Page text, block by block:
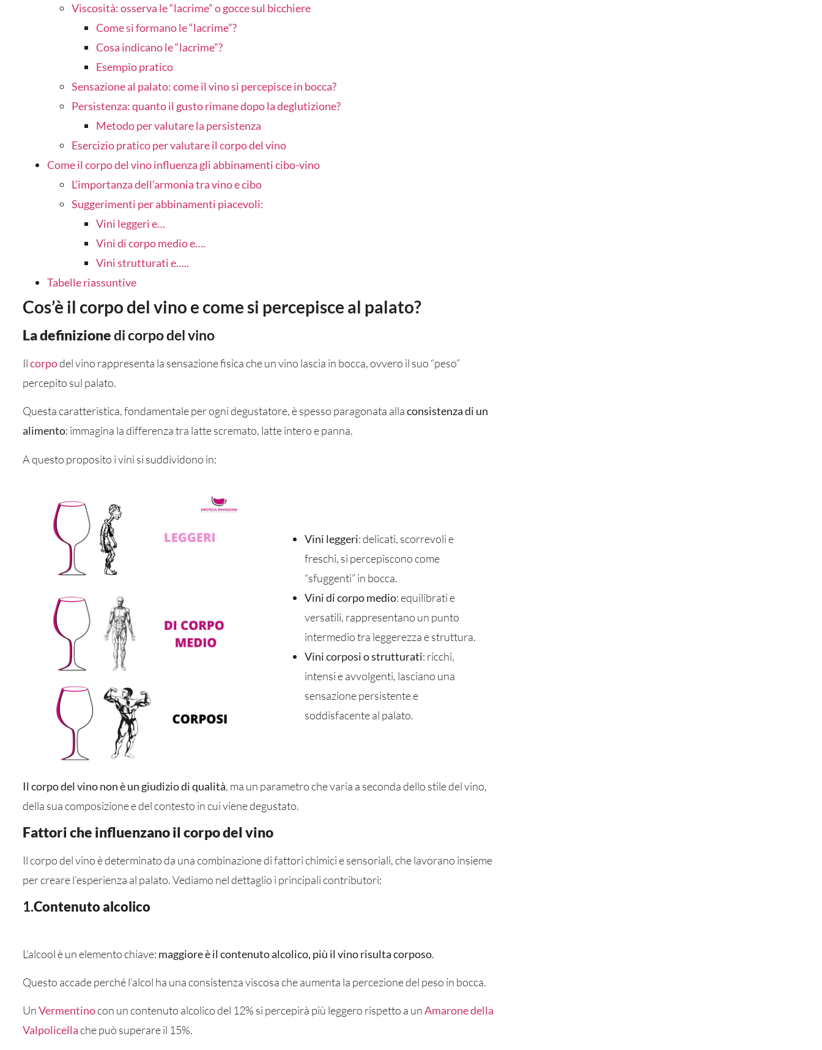
Viscosità: osserva le “lacrime” o gocce sul bicchiere
Come si formano le “lacrime”?
Cosa indicano le “lacrime”?
Esempio pratico
Sensazione al palato: come il vino si percepisce in bocca?
Persistenza: quanto il gusto rimane dopo la deglutizione?
Metodo per valutare la persistenza
Esercizio pratico per valutare il corpo del vino
Come il corpo del vino influenza gli abbinamenti cibo-vino
L’importanza dell’armonia tra vino e cibo
Suggerimenti per abbinamenti piacevoli:
Vini leggeri e…
Vini di corpo medio e….
Vini strutturati e…..
Tabelle riassuntive
Cos’è il corpo del vino e come si percepisce al palato?
La definizionedi corpo del vino
Ilcorpodel vino rappresenta la sensazione fisica che un vino lascia in bocca, ovvero il suo “peso”
percepito sul palato.
Questa caratteristica, fondamentale per ogni degustatore, è spesso paragonata allaconsistenza di un
alimento: immagina la differenza tra latte scremato, latte intero e panna.
A questo proposito i vini si suddividono in:
Vini leggeri: delicati, scorrevoli e
freschi, si percepiscono come
“sfuggenti” in bocca.
Vini di corpo medio: equilibrati e
versatili, rappresentano un punto
intermedio tra leggerezza e struttura.
Vini corposio strutturati: ricchi,
intensi e avvolgenti, lasciano una
sensazione persistente e
soddisfacente al palato.
Il corpo del vino non è un giudizio di qualità, ma un parametro che varia a seconda dello stile del vino,
della sua composizione e del contesto in cui viene degustato.
Fattori che influenzano il corpo del vino
Il corpo del vino è determinato da una combinazione di fattori chimici e sensoriali, che lavorano insieme
per creare l’esperienza al palato. Vediamo nel dettaglio i principali contributori:
1.Contenuto alcolico
L’alcool è un elemento chiave: maggiore è il contenuto alcolico, più il vino risulta corposo.
Questo accade perché l’alcol ha una consistenza viscosa che aumenta la percezione del peso in bocca.
UnVermentinocon un contenuto alcolico del 12% si percepirà più leggero rispetto a unAmarone della
Valpolicellache può superare il 15%.